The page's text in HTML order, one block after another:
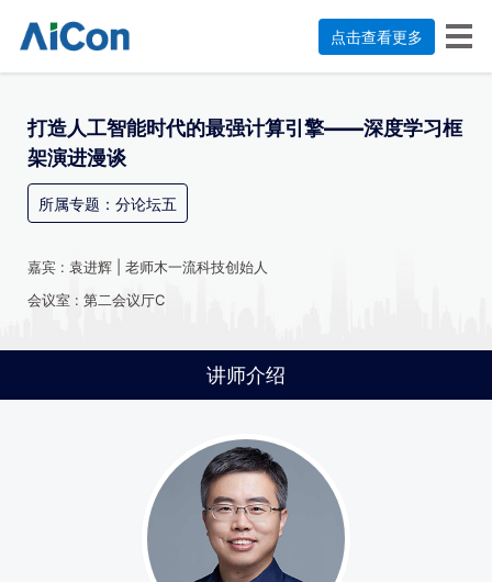
点击查看更多
打造人工智能时代的最强计算引擎——深度学习框
架演进漫谈
所属专题：分论坛五
嘉宾 : 袁进辉 | 老师木一流科技创始人
会议室 : 第二会议厅C
讲师介绍